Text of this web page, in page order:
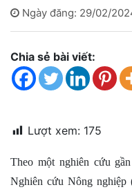
Hướng
lắp
đặt
chia
sẻ
Ngày đăng: 29/02/
Chia sẻ bài viết:
Lượt xem: 175
Theo một nghiên cứu
Nghiên cứu Nông